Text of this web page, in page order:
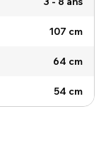
107 cm
64 cm
54 cm